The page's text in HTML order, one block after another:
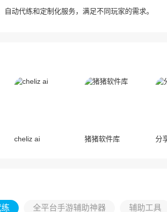
自动代练和定制化服务，满足不同玩家的需求。
cheliz ai 猪猪软件库 分
全平台手游辅助神器 辅助工具